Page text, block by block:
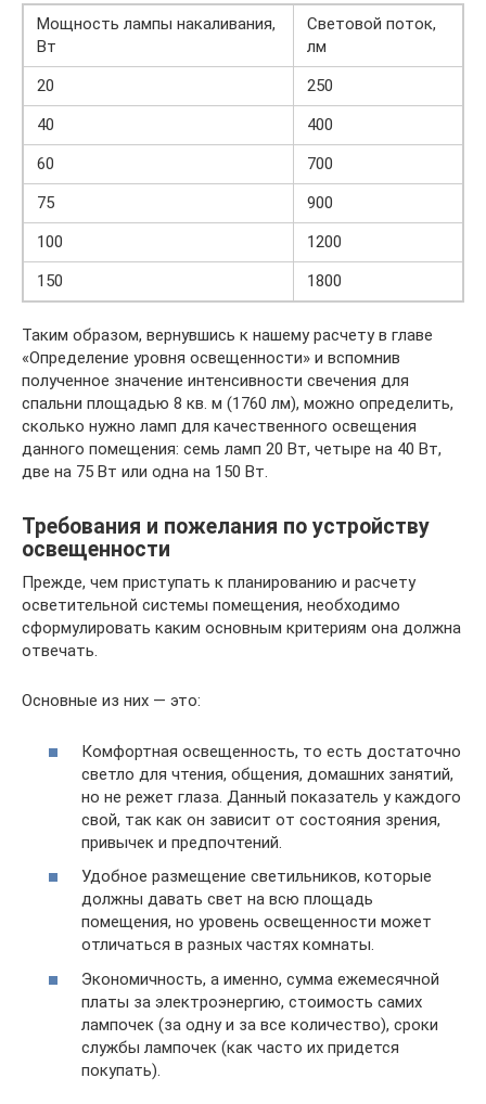
Мощность лампы накаливания,
Вт
Световой поток,
лм
20
250
40
400
60
700
75
900
100
1200
150
1800
Таким образом, вернувшись к нашему расчету в главе
«Определение уровня освещенности» и вспомнив
полученное значение интенсивности свечения для
спальни площадью 8 кв. м (1760 лм), можно определить,
сколько нужно ламп для качественного освещения
данного помещения: семь ламп 20 Вт, четыре на 40 Вт,
две на 75 Вт или одна на 150 Вт.
Требования и пожелания по устройству
освещенности
Прежде, чем приступать к планированию и расчету
осветительной системы помещения, необходимо
сформулировать каким основным критериям она должна
отвечать.
Основные из них — это:
Комфортная освещенность, то есть достаточно
светло для чтения, общения, домашних занятий,
но не режет глаза. Данный показатель у каждого
свой, так как он зависит от состояния зрения,
привычек и предпочтений.
Удобное размещение светильников, которые
должны давать свет на всю площадь
помещения, но уровень освещенности может
отличаться в разных частях комнаты.
Экономичность, а именно, сумма ежемесячной
платы за электроэнергию, стоимость самих
лампочек (за одну и за все количество), сроки
службы лампочек (как часто их придется
покупать).